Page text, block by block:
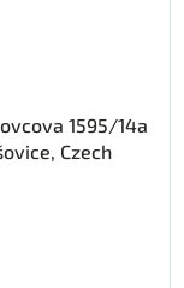
1595/14a
Czech